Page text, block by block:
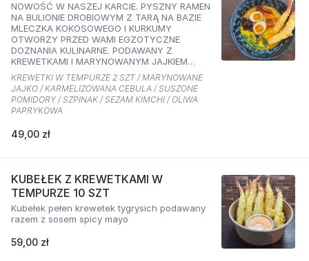
NOWOŚĆ W NASZEJ KARCIE. PYSZNY RAMEN
NA BULIONIE DROBIOWYM Z TARĄ NA BAZIE
MLECZKA KOKOSOWEGO I KURKUMY
OTWORZY PRZED WAMI EGZOTYCZNE
DOZNANIA KULINARNE. PODAWANY Z
KREWETKAMI I MARYNOWANYM JAJKIEM
ORAZ KARMELIZOWANĄ CEBULKĄ,
SZPINAKIEM, SUSZONYMI POMIDORAMI ORAZ
SEZAMEM O SMAKU KIMCHI I OLIWĄ
PAPRYKOWĄ
KREWETKI W TEMPURZE 2 SZT / MARYNOWANE
JAJKO / KARMELIZOWANA CEBULA / SUSZONE
POMIDORY / SZPINAK / SEZAM KIMCHI / OLIWA
PAPRYKOWA
49,00 zł
KUBEŁEK Z KREWETKAMI W
TEMPURZE 10 SZT
Kubełek pełen krewetek tygrysich podawany
razem z sosem spicy mayo
59,00 zł